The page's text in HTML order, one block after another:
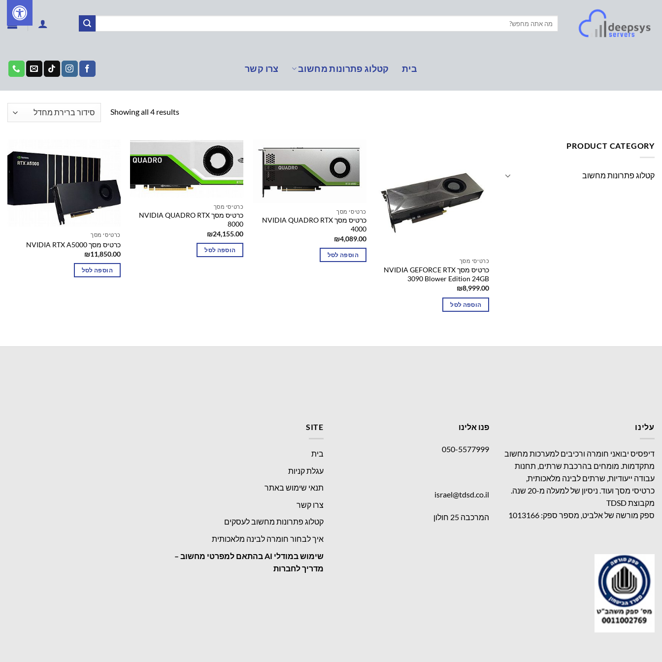
content
בית קטלוג פתרונות מחשוב צרו קשר
Showing all 4 results
PRODUCT CATEGORY
קטלוג פתרונות מחשוב
כרטיסי מסך
כרטיס מסך NVIDIA GEFORCE RTX
3090 Blower Edition 24GB
₪8,999.00
הוספה לסל
כרטיסי מסך
כרטיס מסך NVIDIA QUADRO RTX
4000
₪4,089.00
הוספה לסל
כרטיסי מסך
כרטיס מסך NVIDIA QUADRO RTX
8000
₪24,155.00
הוספה לסל
כרטיסי מסך
כרטיס מסך NVIDIA RTX A5000
₪11,850.00
הוספה לסל
עלינו
דיפסיס יבואני חומרה ורכיבים למערכות מחשוב
מתקדמות. מומחים בהרכבת שרתים, תחנות
עבודה ייעודיות, שרתים לבינה מלאכותית,
כרטיסי מסך ועוד. ניסיון של למעלה מ-20 שנה.
מקבוצת TDSD
ספק מורשה של אלביט, מספר ספק: 1013166
פנו אלינו
050-5577999
israel@tdsd.co.il
המרכבה 25 חולון
SITE
בית
עגלת קניות
תנאי שימוש באתר
צרו קשר
קטלוג פתרונות מחשוב לעסקים
איך לבחור חומרה לבינה מלאכותית
שימוש במודלי
AI בהתאם למפרטי מחשוב –
מדריך לחברות